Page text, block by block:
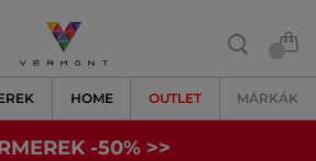
HOME OUTLET MÁRKÁK
-50% >>